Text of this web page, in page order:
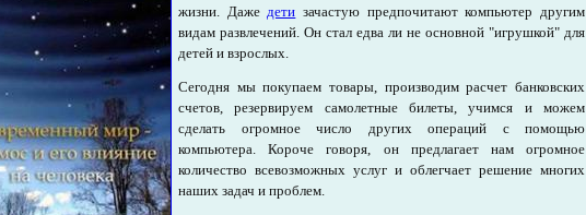
жизни. Дажедети зачастую предпочитают компьютер другим
видам развлечений. Он стал едва ли не основной "игрушкой" для
детей и взрослых.
Сегодня мы покупаем товары, производим расчет банковских
счетов, резервируем самолетные билеты, учимся и можем
сделать огромное число других операций с помощью
компьютера. Короче говоря, он предлагает нам огромное
количество всевозможных услуг и облегчает решение многих
наших задач и проблем.